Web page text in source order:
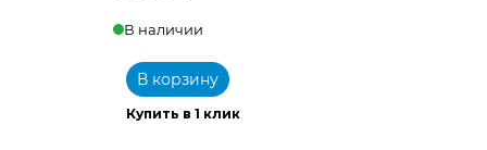
В наличии
Купить в 1 клик
В корзину